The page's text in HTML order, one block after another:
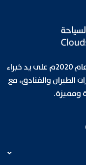
وكالة غيوم للسفر والسياحة ، تأسست عام 2020م على يد خبراء
والفنادق، مع
ومميزة.